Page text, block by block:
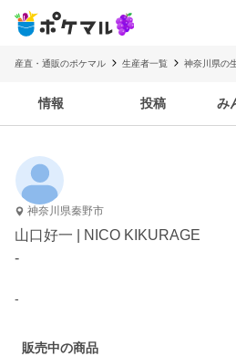
産直・通販のポケマル 生産者一覧 神奈川県の
情報 投稿 み
神奈川県秦野市
山口好一 | NICO KIKURAGE
-
-
販売中の商品